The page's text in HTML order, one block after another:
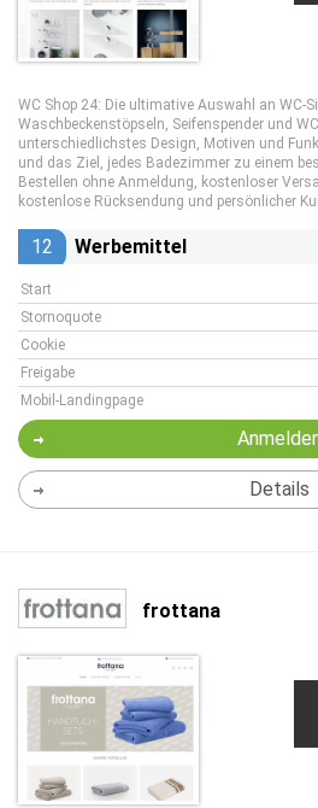
WC Shop 24: Die ultimative Auswahl an WC-
Waschbeckenstöpseln, Seifenspender und
unterschiedlichstes Design, Motiven und
und das Ziel, jedes Badezimmer zu einem
Bestellen ohne Anmeldung, kostenloser
kostenlose Rücksendung und persönlicher
12 Werbemittel
Start
Stornoquote
Cookie
Freigabe
Mobil-Landingpage
Details
frottana